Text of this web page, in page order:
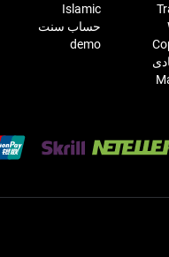
Islamic
حساب سنت
demo